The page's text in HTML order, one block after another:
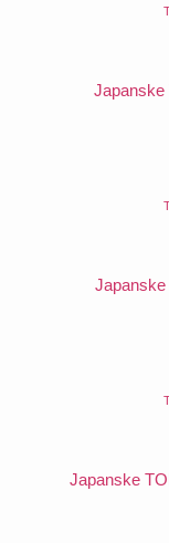
Japanske
Japanske